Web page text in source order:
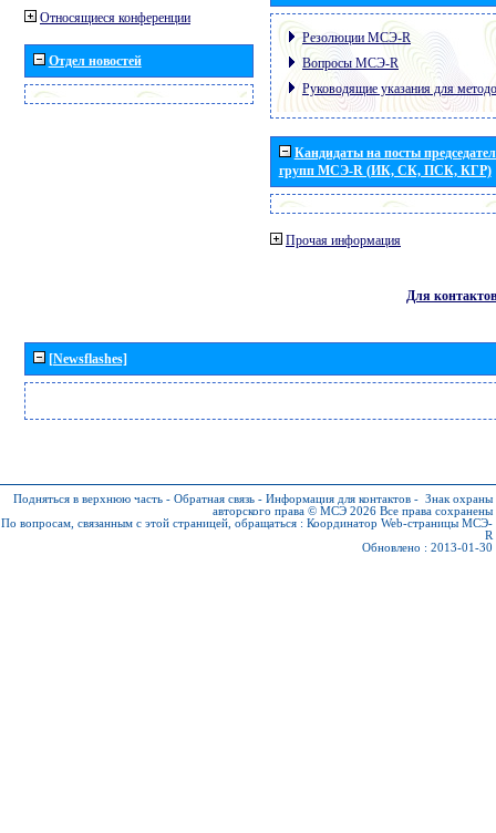
Относящиеся конференции
Отдел новостей
Резолюции МСЭ-R
Вопросы МСЭ-R
Руководящие указания для
Кандидаты на посты
групп МСЭ-R (ИК, СК, ПСК, КГР)
Прочая информация
Для контактов
[Newsflashes]
Подняться в верхнюю часть - Обратная связь - Информация для контактов - Знак охраны
авторского права © МСЭ 2026 Все права сохранены
По вопросам, связанным с этой страницей, обращаться : Координатор Web-страницы МСЭ-
R
Обновлено : 2013-01-30